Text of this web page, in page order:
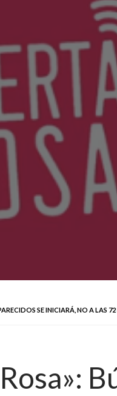
SE INICIARÁ, NO A LAS